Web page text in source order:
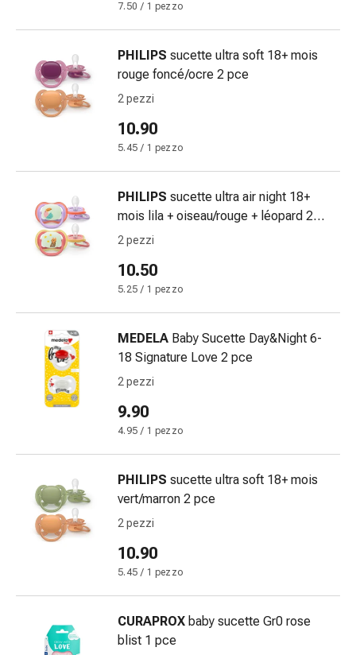
Disturbi
dell'orecchio
Cura
delle
orecchie
Gocce
oculari
Infiammazione
degli
Bende
occhi
Igiene
e
circolazione
Terapia
Calze
compressione
Disturbi
circolatori
fumo
Disturbi
sangue
7.50 / 1 pezzo
PHILIPS sucette ultra soft 18+ mois
rouge foncé/ocre 2 pce
2 pezzi
10.90
5.45 / 1 pezzo
PHILIPS sucette ultra air night 18+
mois lila + oiseau/rouge + léopard 2
pce
2 pezzi
10.50
5.25 / 1 pezzo
MEDELA Baby Sucette Day&Night 6-
18 Signature Love 2 pce
2 pezzi
9.90
4.95 / 1 pezzo
PHILIPS sucette ultra soft 18+ mois
vert/marron 2 pce
2 pezzi
10.90
5.45 / 1 pezzo
CURAPROX baby sucette Gr0 rose
blist 1 pce